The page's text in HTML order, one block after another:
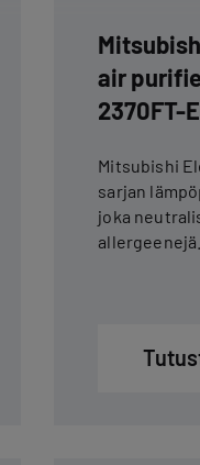
air
2370FT-E
Mitsubishi
sarjan
joka
allergeenejä.